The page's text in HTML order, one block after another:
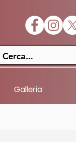
Galleria